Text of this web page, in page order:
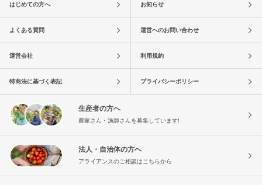
はじめての方へ お知らせ
よくある質問 運営へのお問い合わせ
運営会社 利用規約
特商法に基づく表記 プライバシーポリシー
生産者の方へ
農家さん・漁師さんを募集しています!
法人・自治体の方へ
アライアンスのご相談はこちらから